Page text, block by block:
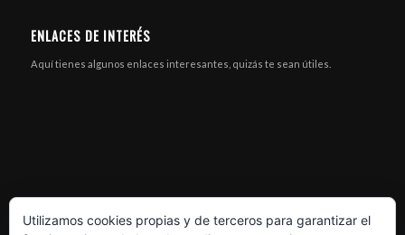
ENLACES DE INTERÉS
Aquí tienes algunos enlaces interesantes, quizás te sean útiles.
Utilizamos cookies propias y de terceros para garantizar el